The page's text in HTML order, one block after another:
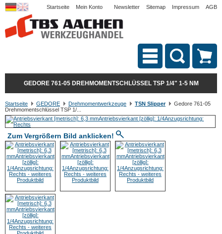
Startseite Mein Konto Newsletter Sitemap Impressum AGB
GEDORE 761-05 DREHMOMENTSCHLÜSSEL TSP 1/4" 1-5 NM
Startseite GEDORE Drehmomentwerkzeuge TSN Slipper
Gedore 761-05
Drehmomentschlüssel TSP 1/...
Zum Vergrößern Bild anklicken!